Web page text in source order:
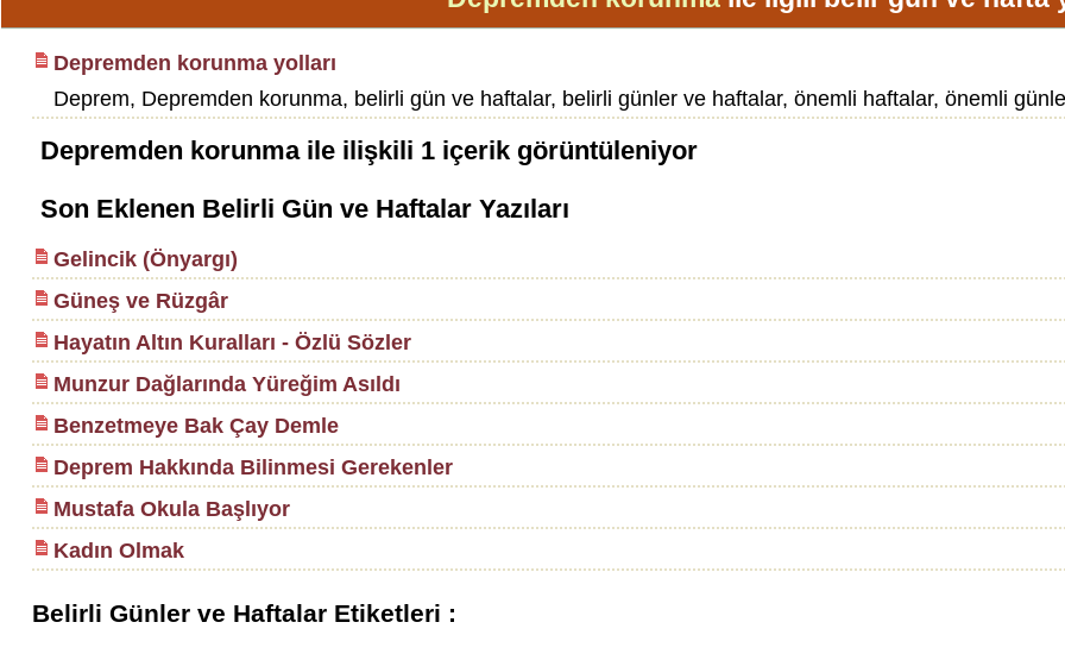
Depremden korunma yolları
Deprem, Depremden korunma, belirli gün ve haftalar, belirli günler ve haftalar, önemli haftalar, önemli
Depremden korunmaile ilişkili 1içerik görüntüleniyor
Son Eklenen Belirli Gün ve Haftalar Yazıları
Gelincik (Önyargı)
Güneş ve Rüzgâr
Hayatın Altın Kuralları - Özlü Sözler
Munzur Dağlarında Yüreğim Asıldı
Benzetmeye Bak Çay Demle
Deprem Hakkında Bilinmesi Gerekenler
Mustafa Okula Başlıyor
Kadın Olmak
Belirli Günler ve Haftalar Etiketleri :